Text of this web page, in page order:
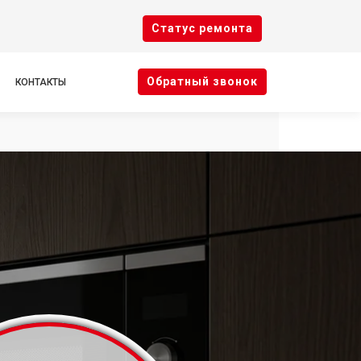
Cтатус ремонта
КОНТАКТЫ Oбратный звонок